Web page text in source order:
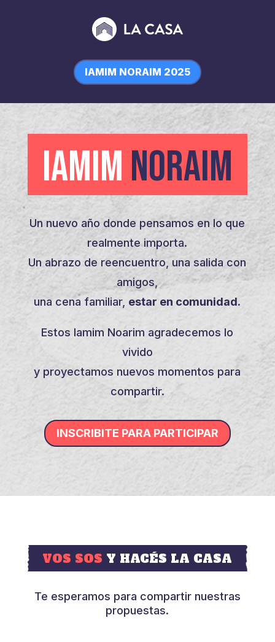
IAMIM NORAIM 2025
IAMIM NORAIM
Un nuevo año donde pensamos en lo que
realmente importa.
Un abrazo de reencuentro, una salida con
amigos,
una cena familiar, estar en comunidad.
Estos Iamim Noarim agradecemos lo
vivido
y proyectamos nuevos momentos para
compartir.
INSCRIBITE PARA PARTICIPAR
VOS SOS Y HACÉS LA CASA
Te esperamos para compartir nuestras
propuestas.